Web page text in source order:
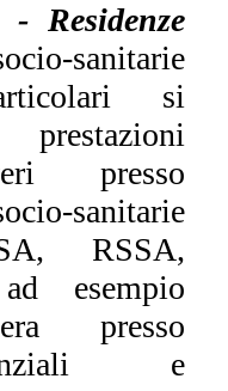
Residenze
sanitarie
si
presso
sanitarie
RSSA,
esempio
presso
e